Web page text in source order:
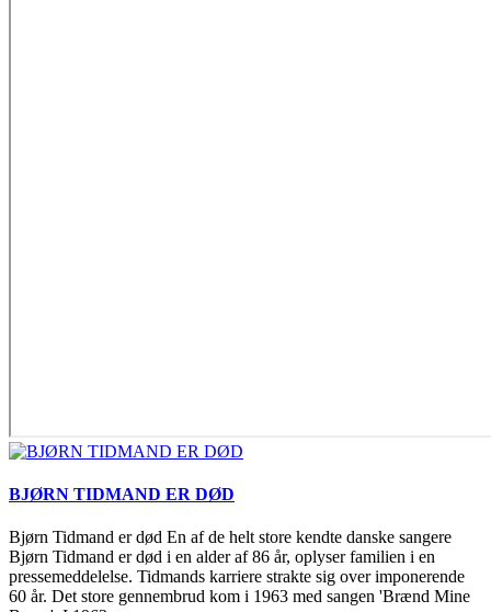
BJØRN TIDMAND ER DØD
Bjørn Tidmand er død En af de helt store kendte danske sangere
Bjørn Tidmand er død i en alder af 86 år, oplyser familien i en
pressemeddelelse. Tidmands karriere strakte sig over imponerende
60 år. Det store gennembrud kom i 1963 med sangen 'Brænd Mine